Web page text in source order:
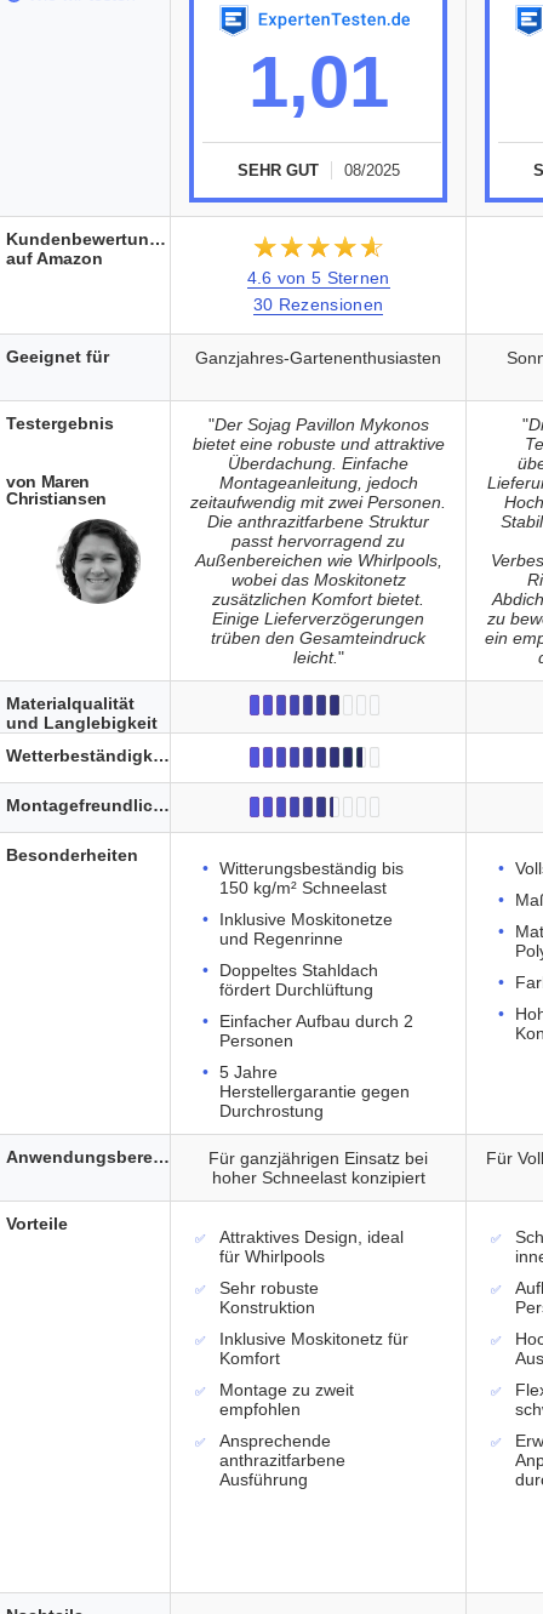
1,01
SEHR GUT 08/2025
★★★★★
☆☆☆☆☆
4.6 von 5 Sternen
30 Rezensionen
Ganzjahres-Gartenenthusiasten
"Der Sojag Pavillon Mykonos
bietet eine robuste und attraktive
Überdachung. Einfache
Montageanleitung, jedoch
zeitaufwendig mit zwei Personen.
Die anthrazitfarbene Struktur
passt hervorragend zu
Außenbereichen wie Whirlpools,
wobei das Moskitonetz
zusätzlichen Komfort bietet.
Einige Lieferverzögerungen
trüben den Gesamteindruck
leicht."
"
zu
ein
Witterungsbeständig bis
150 kg/m² Schneelast
Inklusive Moskitonetze
und Regenrinne
Doppeltes Stahldach
fördert Durchlüftung
Einfacher Aufbau durch 2
Personen
5 Jahre
Herstellergarantie gegen
Durchrostung
Für ganzjährigen Einsatz bei
hoher Schneelast konzipiert
Für
Attraktives Design, ideal
für Whirlpools
Sehr robuste
Konstruktion
Inklusive Moskitonetz für
Komfort
Montage zu zweit
empfohlen
Ansprechende
anthrazitfarbene
Ausführung
Kundenbewertungen
auf Amazon
Geeignet für
Testergebnis
von Maren
Christiansen
Materialqualität
und Langlebigkeit
Wetterbeständigkeit
Montagefreundlichkeit
Besonderheiten
Anwendungsbereich
Vorteile